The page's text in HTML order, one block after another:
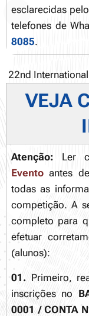
esclarecidas
telefones de
8085.
22nd
VEJA
Atenção: Ler
Evento antes
todas as
competição. A
completo para
efetuar
(alunos):
01. Primeiro,
inscrições no
0001 / CONTA